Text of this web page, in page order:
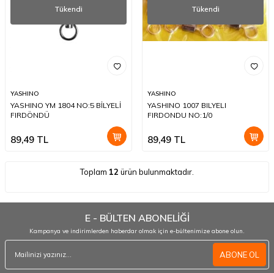
Tükendi
YASHINO
YASHINO YM 1804 NO:5 BİLYELİ
FIRDÖNDÜ
89,49 TL
Tükendi
YASHINO
YASHINO 1007 BILYELI
FIRDONDU NO:1/0
89,49 TL
Toplam 12 ürün bulunmaktadır.
E - BÜLTEN ABONELİĞİ
Kampanya ve indirimlerden haberdar olmak için e-bültenimize abone olun.
ABONE OL